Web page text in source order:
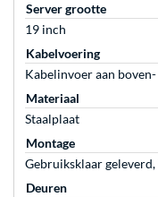
Server grootte
19 inch
Kabelvoering
Kabelinvoer aan
Materiaal
Staalplaat
Montage
Gebruiksklaar
Deuren